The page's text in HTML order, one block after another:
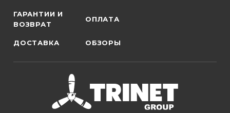
ГАРАНТИИ И
ВОЗВРАТ
ОПЛАТА
ДОСТАВКА ОБЗОРЫ